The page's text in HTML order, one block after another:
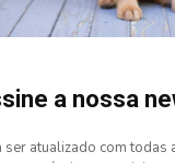
a nossa
ser atualizado com todas